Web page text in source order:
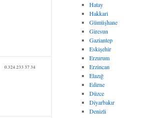
0.324.233 37 34
Hatay
Hakkari
Gümüşhane
Giresun
Gaziantep
Eskişehir
Erzurum
Erzincan
Elazığ
Edirne
Düzce
Diyarbakır
Denizli